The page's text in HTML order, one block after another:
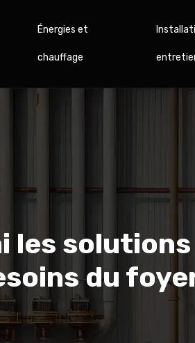
Énergies et
chauffage
les
du